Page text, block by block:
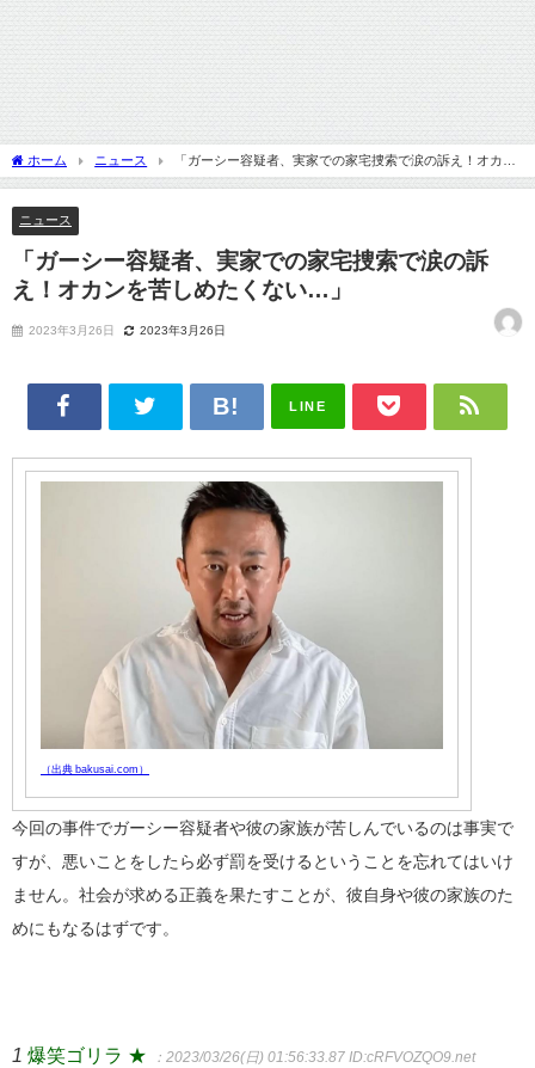
ホーム ニュース
「ガーシー容疑者、実家での家宅捜索で涙の訴え！オカン
を苦しめたくない…」
ニュース
「ガーシー容疑者、実家での家宅捜索で涙の訴
え！オカンを苦しめたくない…」
2023年3月26日 2023年3月26日
LINE
（出典 bakusai.com）
今回の事件でガーシー容疑者や彼の家族が苦しんでいるのは事実で
すが、悪いことをしたら必ず罰を受けるということを忘れてはいけ
ません。社会が求める正義を果たすことが、彼自身や彼の家族のた
めにもなるはずです。
1 爆笑ゴリラ ★ ：2023/03/26(日) 01:56:33.87 ID:cRFVOZQO9.net